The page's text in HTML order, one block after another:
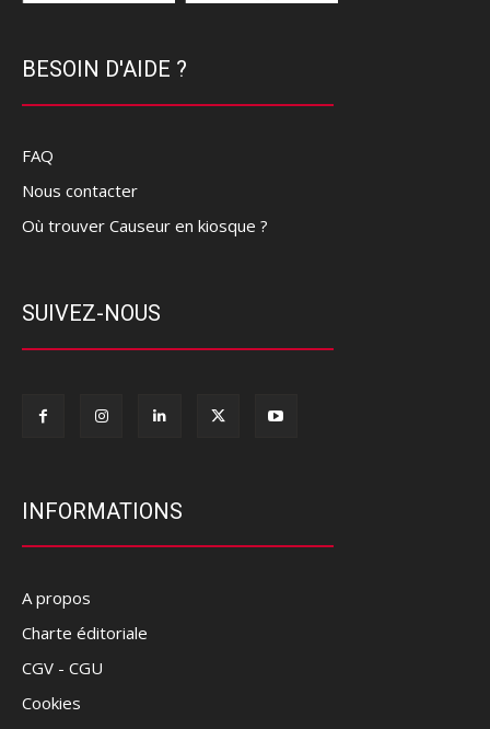
BESOIN D'AIDE ?
FAQ
Nous contacter
Où trouver Causeur en kiosque ?
SUIVEZ-NOUS
INFORMATIONS
A propos
Charte éditoriale
CGV - CGU
Cookies